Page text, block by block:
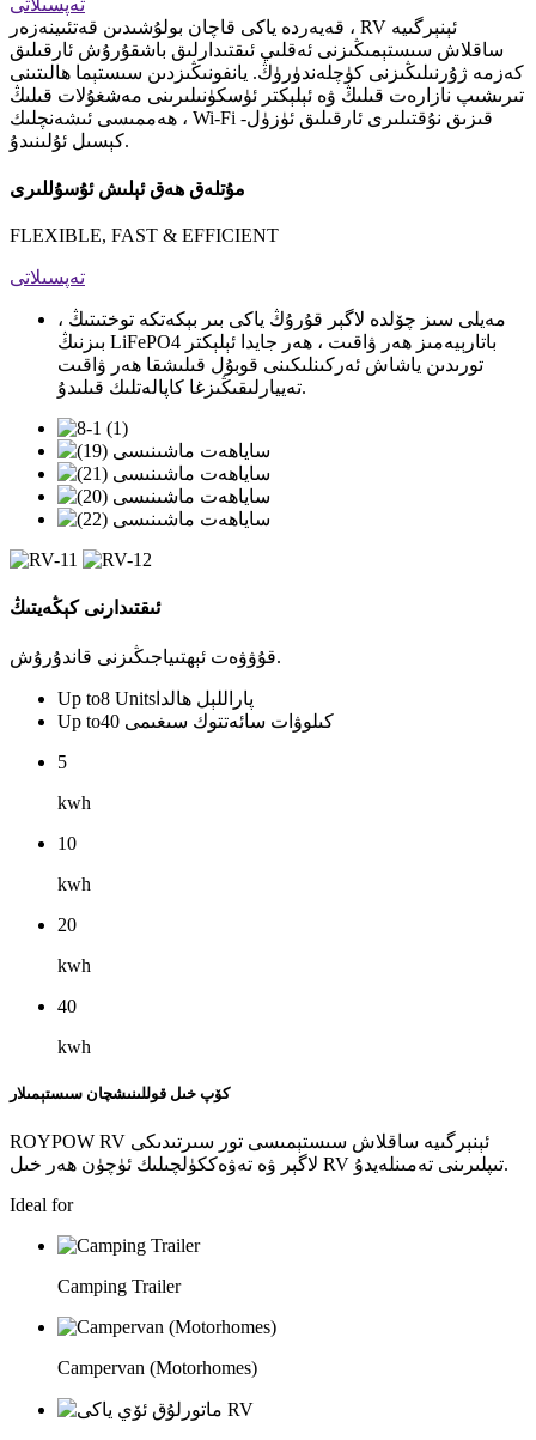
قەيەردە ياكى قاچان بولۇشىدىن قەتئىينەزەر ، RV ئېنېرگىيە
ساقلاش سىستېمىڭىزنى ئەقلىي ئىقتىدارلىق باشقۇرۇش ئارقىلىق
كەزمە ژۇرنىلىڭىزنى كۈچلەندۈرۈڭ. يانفونىڭىزدىن سىستېما ھالىتىنى
تىرىشىپ نازارەت قىلىڭ ۋە ئېلېكتر ئۈسكۈنىلىرىنى مەشغۇلات قىلىڭ
، ھەممىسى ئىشەنچلىك Wi-Fi قىزىق نۇقتىلىرى ئارقىلىق ئۈزۈل-
كېسىل ئۇلىنىدۇ.
مۇتلەق ھەق ئېلىش ئۇسۇللىرى
FLEXIBLE, FAST & EFFICIENT
تەپسىلاتى
مەيلى سىز چۆلدە لاگېر قۇرۇڭ ياكى بىر بېكەتكە توختىتىڭ ،
بىزنىڭ LiFePO4 باتارېيەمىز ھەر ۋاقىت ، ھەر جايدا ئېلېكتر
تورىدىن ياشاش ئەركىنلىكىنى قوبۇل قىلىشقا ھەر ۋاقىت
تەييارلىقىڭىزغا كاپالەتلىك قىلىدۇ.
ئىقتىدارنى كېڭەيتىڭ
قۇۋۋەت ئېھتىياجىڭىزنى قاندۇرۇش.
Up to8 Units پاراللېل ھالدا
Up to
40 كىلوۋات سائەتتوك سىغىمى
5
kwh
10
kwh
20
kwh
40
kwh
كۆپ خىل قوللىنىشچان سىستېمىلار
ROYPOW RV ئېنېرگىيە ساقلاش سىستېمىسى تور سىرتىدىكى
لاگېر ۋە تەۋەككۈلچىلىك ئۈچۈن ھەر خىل RV تىپلىرىنى تەمىنلەيدۇ.
Ideal for
Camping Trailer
Campervan (Motorhomes)